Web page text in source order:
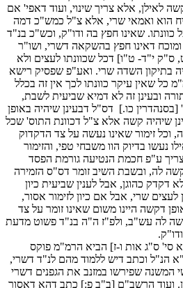
לאילן, אלא צריך שינוי, ועוד דאפי' אם
הוא ואמאי שרי, אלא צ"ל כמש"כ דמה
שאינו חפץ בה ודו"ק, וכש"כ בנ"ד
דאינו חפץ בהשקאה דשרי, ושו"ר
ס"ק י"ד- ט"ו] דכל שכוונתו לעצים ולא
בתיקון השדה שרי. ואע"פ שפסיק רישא
כל שאין עיקר כוונתו לכך אין זה בכלל
ובעינן זה לא דמיא שביעית לשבת,
כו.] דס"ל דבעינן שיהיה באופן
שיהיה קשה אלא צ"ל דכוונת התוס' שכל
וכל זימור שאינו נעשה על צד הדקדוק
נעשו בדיוק הוו משבחי טפי, והזימור
ע"פ חכמת הנטיעה גורמת הפסד
קשה לה, ובשבת השיב זומר דס"ס הזמירה
דקדק כהוגן, אבל לענין שביעית כיון
לעצים שרי, אבל אם כיון לזימור אסור,
דקשה היינו משום שאינו זומר על צד
לה עש"ב, ולפ"ז ה"ה בנ"ד פשוט מדעת
סי' ס"ג אות ו-ז] הביא הרמ"מ פוקס
הנ"ל וכתב דיש ללמוד מהם לנ"ד דשרי,
שפירשו במזנב את הגפנים דשרי
ועוד הרשב"ם [ב"ב פ:] כתב דהא דאסור